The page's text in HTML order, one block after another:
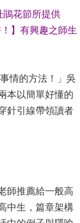
鵑花節所提供
】有興趣之師生
情的方法！」吳
本以簡單好懂的
針引線帶領讀者
推薦給一般高
中生，篇章架構